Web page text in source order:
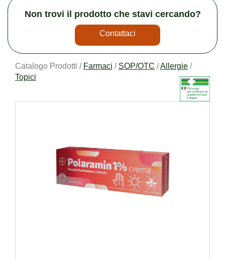
Non trovi il prodotto che stavi cercando?
Contattaci
Catalogo Prodotti / Farmaci / SOP/OTC /Allergie /
Topici